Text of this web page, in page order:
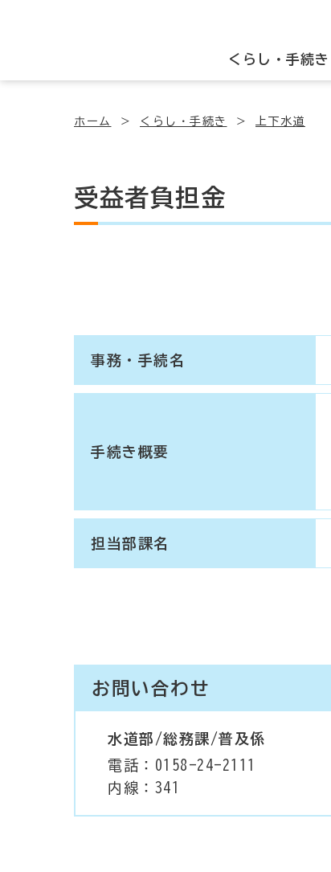
くらし・手続き
ホーム くらし・手続き 上下水道
受益者負担金
事務・手続名
手続き概要
担当部課名
お問い合わせ
水道部/総務課/普及係
電話：0158-24-2111
内線：341